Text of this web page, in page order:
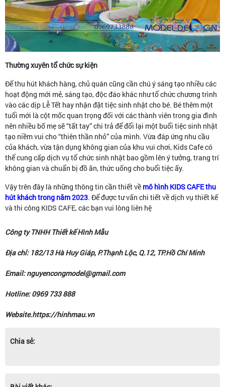
Thường xuyên tổ chức sự kiện
Để thu hút khách hàng, chủ quán cũng cần chú ý sáng tạo nhiều các
hoạt động mới mẻ, sáng tạo, độc đáo khác như tổ chức chương trình
vào các dịp Lễ Tết hay nhận đặt tiệc sinh nhật cho bé. Bé thêm một
tuổi mới là cột mốc quan trọng đối với các thành viên trong gia đình
nên nhiều bố mẹ sẽ “tất tay” chi trả để đổi lại một buổi tiệc sinh nhật
tạo niềm vui cho “thiên thần nhỏ” của mình. Vừa đáp ứng nhu cầu
của khách, vừa tận dụng không gian của khu vui chơi, Kids Cafe có
thể cung cấp dịch vụ tổ chức sinh nhật bao gồm lên ý tưởng, trang trí
không gian và chuẩn bị đồ ăn, thức uống cho buổi tiệc ấy.
Vậy trên đây là những thông tin cần thiết về mô hình KIDS CAFE thu
hút khách trong năm 2023. Để được tư vấn chi tiết về dịch vụ thiết kế
và thi công KIDS CAFE, các bạn vui lòng liên hệ
Công ty TNHH Thiết kế Hình Mẫu
Địa chỉ: 182/13 Hà Huy Giáp, P.Thạnh Lộc, Q.12, TP.Hồ Chí Minh
Email: nguyencongmodel@gmail.com
Hotline: 0969 733 888
Website.https://hinhmau.vn
Chia sẻ: